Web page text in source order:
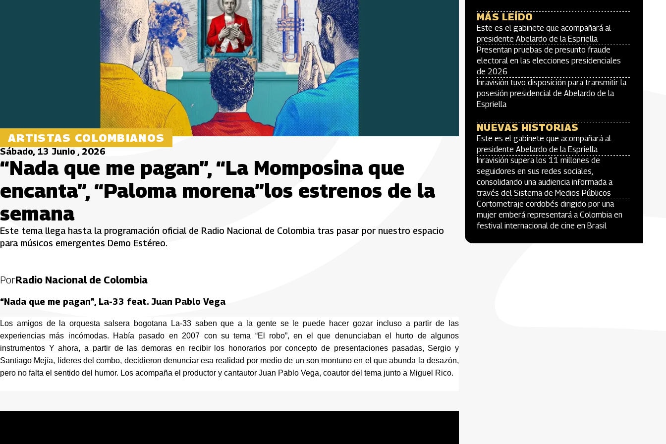
ARTISTAS COLOMBIANOS
Sábado, 13 Junio , 2026
“Nada que me pagan”, “La Momposina que
encanta”, “Paloma morena”los estrenos de la
semana
Este tema llega hasta la programación oficial de Radio Nacional de Colombia tras pasar por nuestro espacio
para músicos emergentes Demo Estéreo.
PorRadio Nacional de Colombia
“Nada que me pagan”, La-33 feat. Juan Pablo Vega
Los amigos de la orquesta salsera bogotana La-33 saben que a la gente se le puede hacer gozar incluso a partir de las
experiencias más incómodas. Había pasado en 2007 con su tema “El robo”, en el que denunciaban el hurto de algunos
instrumentos Y ahora, a partir de las demoras en recibir los honorarios por concepto de presentaciones pasadas, Sergio y
Santiago Mejía, líderes del combo, decidieron denunciar esa realidad por medio de un son montuno en el que abunda la desazón,
pero no falta el sentido del humor. Los acompaña el productor y cantautor Juan Pablo Vega, coautor del tema junto a Miguel Rico.
MÁS LEÍDO
Este es el gabinete que acompañará al
presidente Abelardo de la Espriella
Presentan pruebas de presunto fraude
electoral en las elecciones presidenciales
de 2026
Inravisión tuvo disposición para transmitir la
posesión presidencial de Abelardo de la
Espriella
NUEVAS HISTORIAS
Este es el gabinete que acompañará al
presidente Abelardo de la Espriella
Inravisión supera los 11 millones de
seguidores en sus redes sociales,
consolidando una audiencia informada a
través del Sistema de Medios Públicos
Cortometraje cordobés dirigido por una
mujer emberá representará a Colombia en
festival internacional de cine en Brasil